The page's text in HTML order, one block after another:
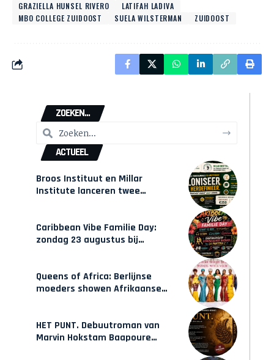
GRAZIELLA HUNSEL RIVERO
LATIFAH LADIVA
MBO COLLEGE ZUIDOOST
SUELA WILSTERMAN ZUIDOOST
ZOEKEN...
ACTUEEL
Broos Instituut en Millar
Institute lanceren twee
Caribbean Vibe Familie Day:
zondag 23 augustus bij
Queens of Africa: Berlijnse
moeders showen Afrikaanse
HET PUNT. Debuutroman van
Marvin Hokstam Baapoure